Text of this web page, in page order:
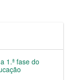
1.ª fase do